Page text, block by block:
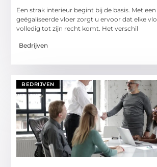
Een strak interieur begint bij de basis. Met
geëgaliseerde vloer zorgt u ervoor dat elke
volledig tot zijn recht komt. Het verschil
Bedrijven
BEDRIJVEN